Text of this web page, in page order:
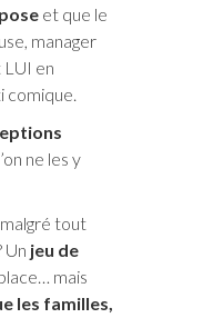
et que le
manager
LUI en
comique.
ne les y
tout
Un jeu de
mais
les familles,